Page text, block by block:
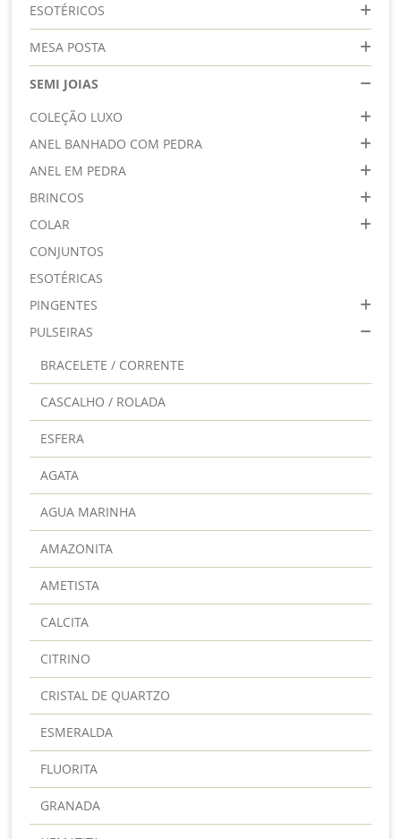
ESOTÉRICOS
MESA POSTA
SEMI JOIAS
COLEÇÃO LUXO
ANEL BANHADO COM PEDRA
ANEL EM PEDRA
BRINCOS
COLAR
CONJUNTOS
ESOTÉRICAS
PINGENTES
PULSEIRAS
BRACELETE / CORRENTE
CASCALHO / ROLADA
ESFERA
AGATA
AGUA MARINHA
AMAZONITA
AMETISTA
CALCITA
CITRINO
CRISTAL DE QUARTZO
ESMERALDA
FLUORITA
GRANADA